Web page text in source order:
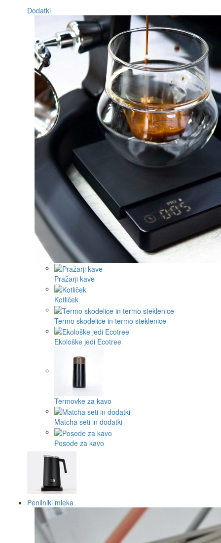
Dodatki
Pražarji kave
Kotliček
Termo skodelice in termo steklenice
Ekološke jedi Ecotree
Termovke za kavo
Matcha seti in dodatki
Posode za kavo
Penilniki mleka